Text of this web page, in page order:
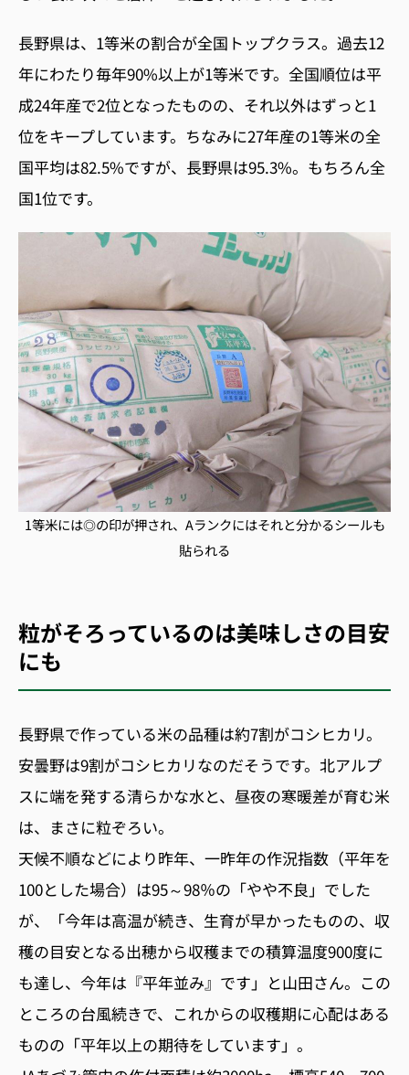
長野県は、1等米の割合が全国トップクラス。過去12
年にわたり毎年90%以上が1等米です。全国順位は平
成24年産で2位となったものの、それ以外はずっと1
位をキープしています。ちなみに27年産の1等米の全
国平均は82.5%ですが、長野県は95.3%。もちろん全
国1位です。
1等米には◎の印が押され、Aランクにはそれと分かるシールも
貼られる
粒がそろっているのは美味しさの目安
にも
長野県で作っている米の品種は約7割がコシヒカリ。
安曇野は9割がコシヒカリなのだそうです。北アルプ
スに端を発する清らかな水と、昼夜の寒暖差が育む米
は、まさに粒ぞろい。
天候不順などにより昨年、一昨年の作況指数（平年を
100とした場合）は95～98％の「やや不良」でした
が、「今年は高温が続き、生育が早かったものの、収
穫の目安となる出穂から収穫までの積算温度900度に
も達し、今年は『平年並み』です」と山田さん。この
ところの台風続きで、これからの収穫期に心配はある
ものの「平年以上の期待をしています」。